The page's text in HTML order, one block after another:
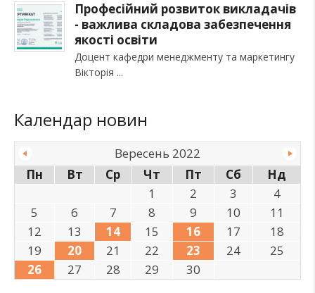
Професійний розвиток викладачів
- важлива складова забезпечення
якості освіти
Доцент кафедри менеджменту та маркетингу
Вікторія
Календар новин
Вересень 2022
Пн
Вт Ср Чт Пт Сб
Нд
1
2 3
4
5
6 7 8 9 10
11
12
13 14 15 16 17
18
19
20 21 22 23 24
25
26
27 28 29 30